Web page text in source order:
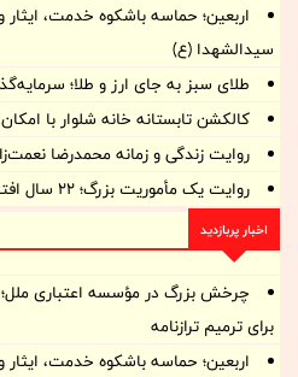
اربعین؛ حماسه باشکوه خدمت،
سیدالشهدا (ع)
طلای سبز به جای ارز و طلا؛
کالکشن تابستانه خانه شلوار با
روایت زندگی و زمانه‌ محمدرضا
روایت یک مأموریت بزرگ؛ ۲۲ سال افتخار، ۲۲ سال توسعه
اخبار پربازدید
برای ترمیم ترازنامه
اربعین؛ حماسه باشکوه خدمت،